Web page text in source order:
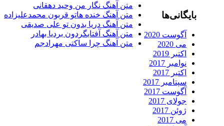
متن آهنگ نگار من وحید دهقانی
متن آهنگ خنده هاتو قربون محمدعلیزاده
متن آهنگ دریا بدون تو علی صدیقی
متن آهنگ آفتابگردون بردیا بهادر
متن آهنگ چرا ساکتی مهرادجم
بایگانی‌ها
آگوست 2020
می 2020
اکتبر 2019
نوامبر 2017
اکتبر 2017
سپتامبر 2017
آگوست 2017
جولای 2017
ژوئن 2017
می 2017